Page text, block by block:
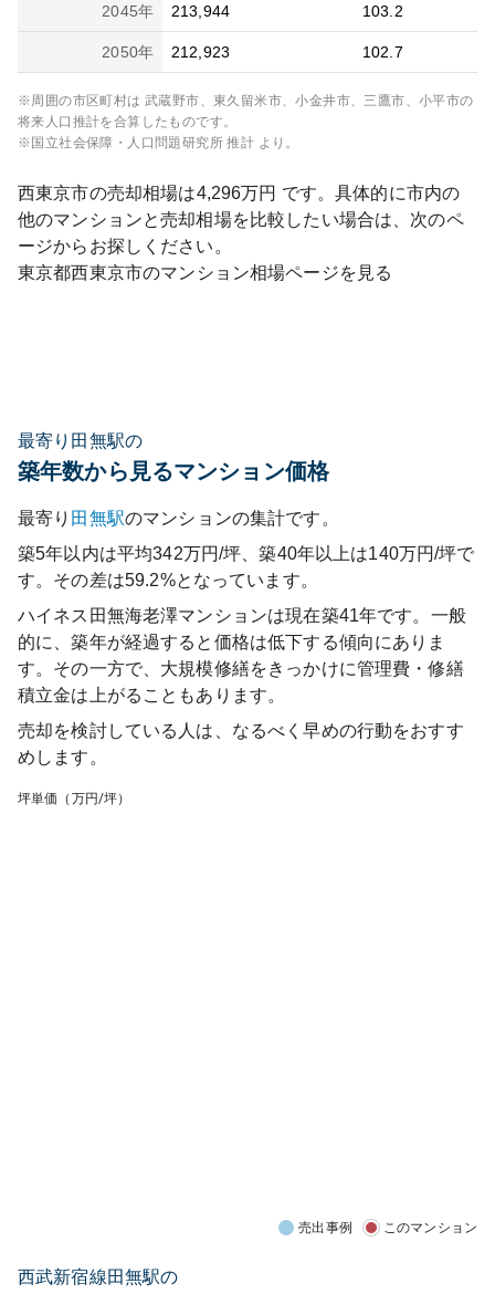
2045年 213,944 103.2
2050年 212,923 102.7
※周囲の市区町村は 武蔵野市、東久留米市、小金井市、三鷹市、小平市の
将来人口推計を合算したものです。
※国立社会保障・人口問題研究所 推計 より。
西東京市の売却相場は4,296万円 です。具体的に市内の
他のマンションと売却相場を比較したい場合は、次のペ
ージからお探しください。
東京都西東京市のマンション相場ページを見る
最寄り田無駅の
築年数から見るマンション価格
最寄り 田無駅のマンションの集計です。
築5年以内は平均342万円/坪、築40年以上は140万円/坪で
す。その差は59.2%となっています。
ハイネス田無海老澤マンションは現在築41年です。一般
的に、築年が経過すると価格は低下する傾向にありま
す。その一方で、大規模修繕をきっかけに管理費・修繕
積立金は上がることもあります。
売却を検討している人は、なるべく早めの行動をおすす
めします。
坪単価（万円/坪）
売出事例 このマンション
西武新宿線田無駅の